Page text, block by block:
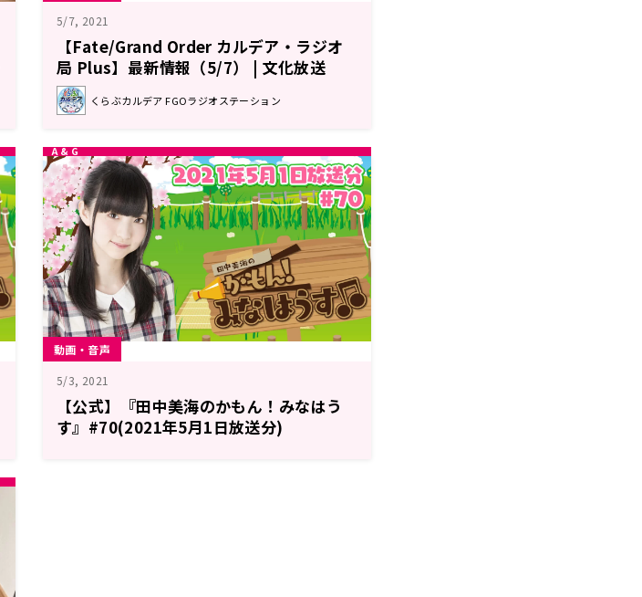
5/7, 2021
【Fate/Grand Order カルデア・ラジオ
局 Plus】最新情報（5/7） | 文化放送
くらぶカルデア FGOラジオステーション
動画・音声
5/3, 2021
【公式】『田中美海のかもん！みなはう
す』#70(2021年5月1日放送分)